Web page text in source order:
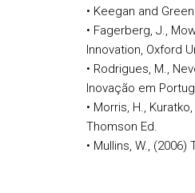
• Keegan and
• Fagerberg, J.,
Innovation, Oxford
• Rodrigues, M.,
Inovação em
• Morris, H.,
Thomson Ed.
• Mullins, W.,